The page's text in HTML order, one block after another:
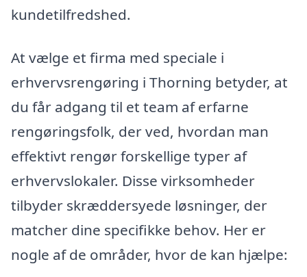
kundetilfredshed.
At vælge et firma med speciale i
erhvervsrengøring i Thorning betyder, at
du får adgang til et team af erfarne
rengøringsfolk, der ved, hvordan man
effektivt rengør forskellige typer af
erhvervslokaler. Disse virksomheder
tilbyder skræddersyede løsninger, der
matcher dine specifikke behov. Her er
nogle af de områder, hvor de kan hjælpe: